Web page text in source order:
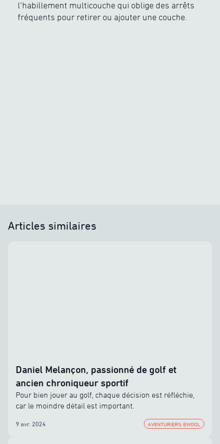
l’habillement multicouche qui oblige des arrêts
fréquents pour retirer ou ajouter une couche.
Articles similaires
Daniel Melançon, passionné de golf et
ancien chroniqueur sportif
Pour bien jouer au golf, chaque décision est réfléchie,
car le moindre détail est important.
9 avr. 2024 AVENTURIERS EWOOL